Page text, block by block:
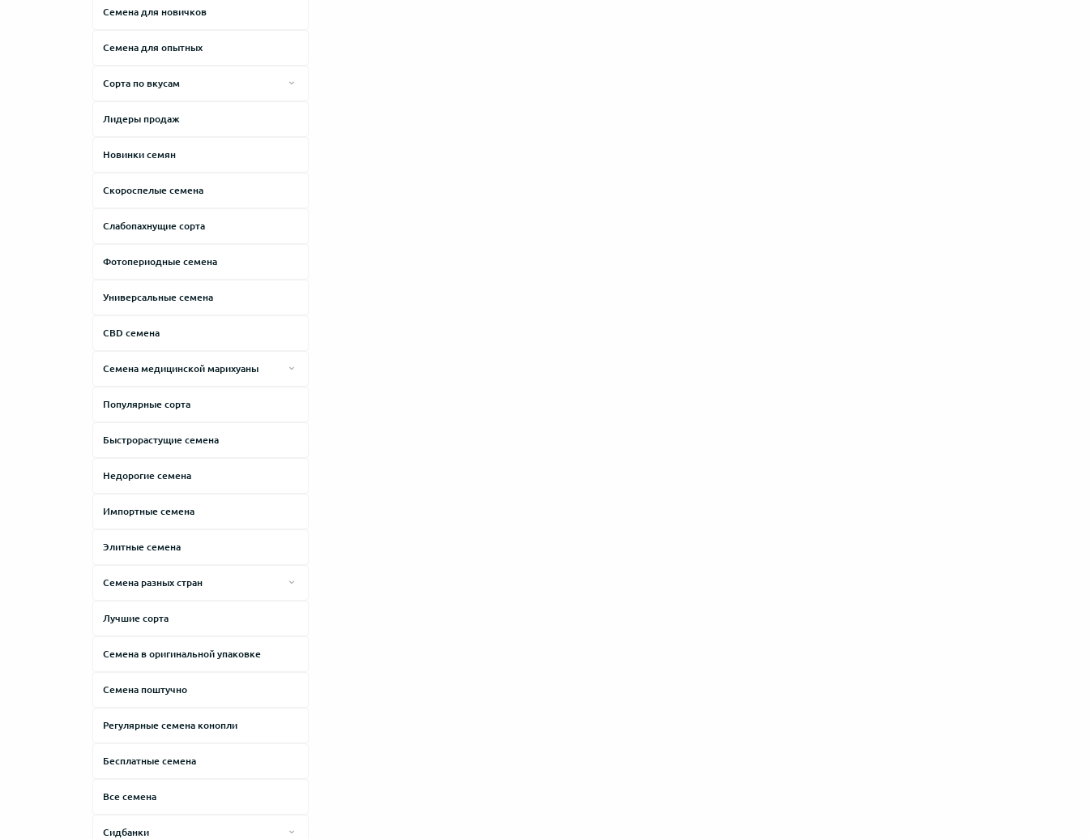
Critical
Haze
Northern Lights
Низкие сорта
Cемена для новичков
Семена для опытных
Сорта по вкусам
Древесный
Земляной
Молочный
Мускатный
Синтетический
Фруктовый
Хвойный
Лидеры продаж
Новинки семян
Скороспелые семена
Слабопахнущие сорта
Фотопериодные семена
Универсальные семена
CBD семена
Семена медицинской марихуаны
Лечение бессонницы
Для реабилитации
Лечение артрита
Лечение глаукомы
Популярные сорта
Быстрорастущие семена
Недорогие семена
Импортные семена
Элитные семена
Семена разных стран
Семена Канады
Семена США
Семена Швейцарии
Лучшие сорта
Семена в оригинальной упаковке
Семена поштучно
Регулярные семена конопли
Бесплатные семена
Все семена
Сидбанки